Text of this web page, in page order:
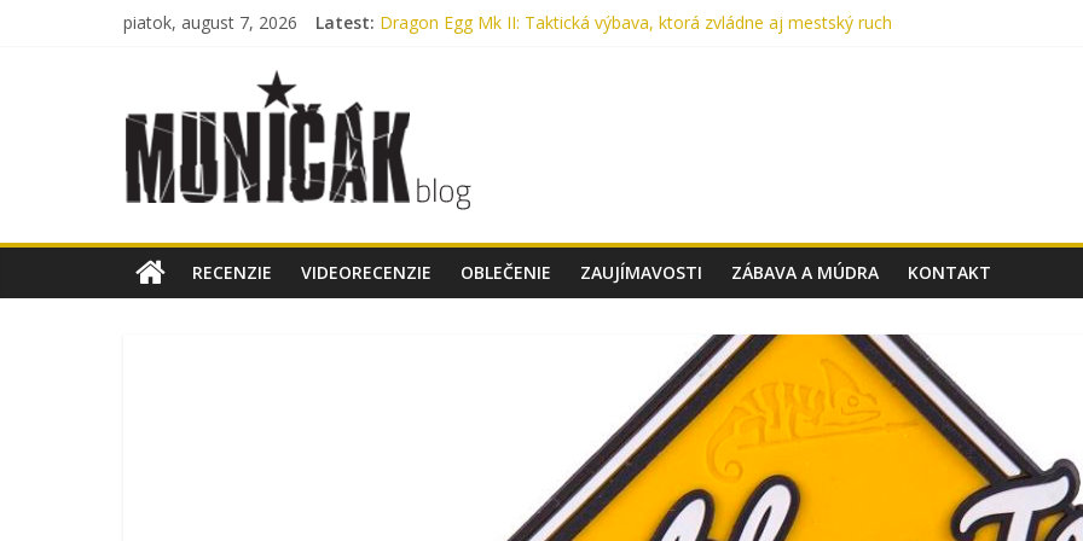
piatok, august 7, 2026 Latest: Dragon Egg Mk II: Taktická výbava, ktorá zvládne aj mestský ruch
Bennon Nero High: Taktické topánky, ktoré ťa podržia v akomkoľvek teréne
RECENZIE VIDEORECENZIE OBLEČENIE ZAUJÍMAVOSTI ZÁBAVA A MÚDRA KONTAKT